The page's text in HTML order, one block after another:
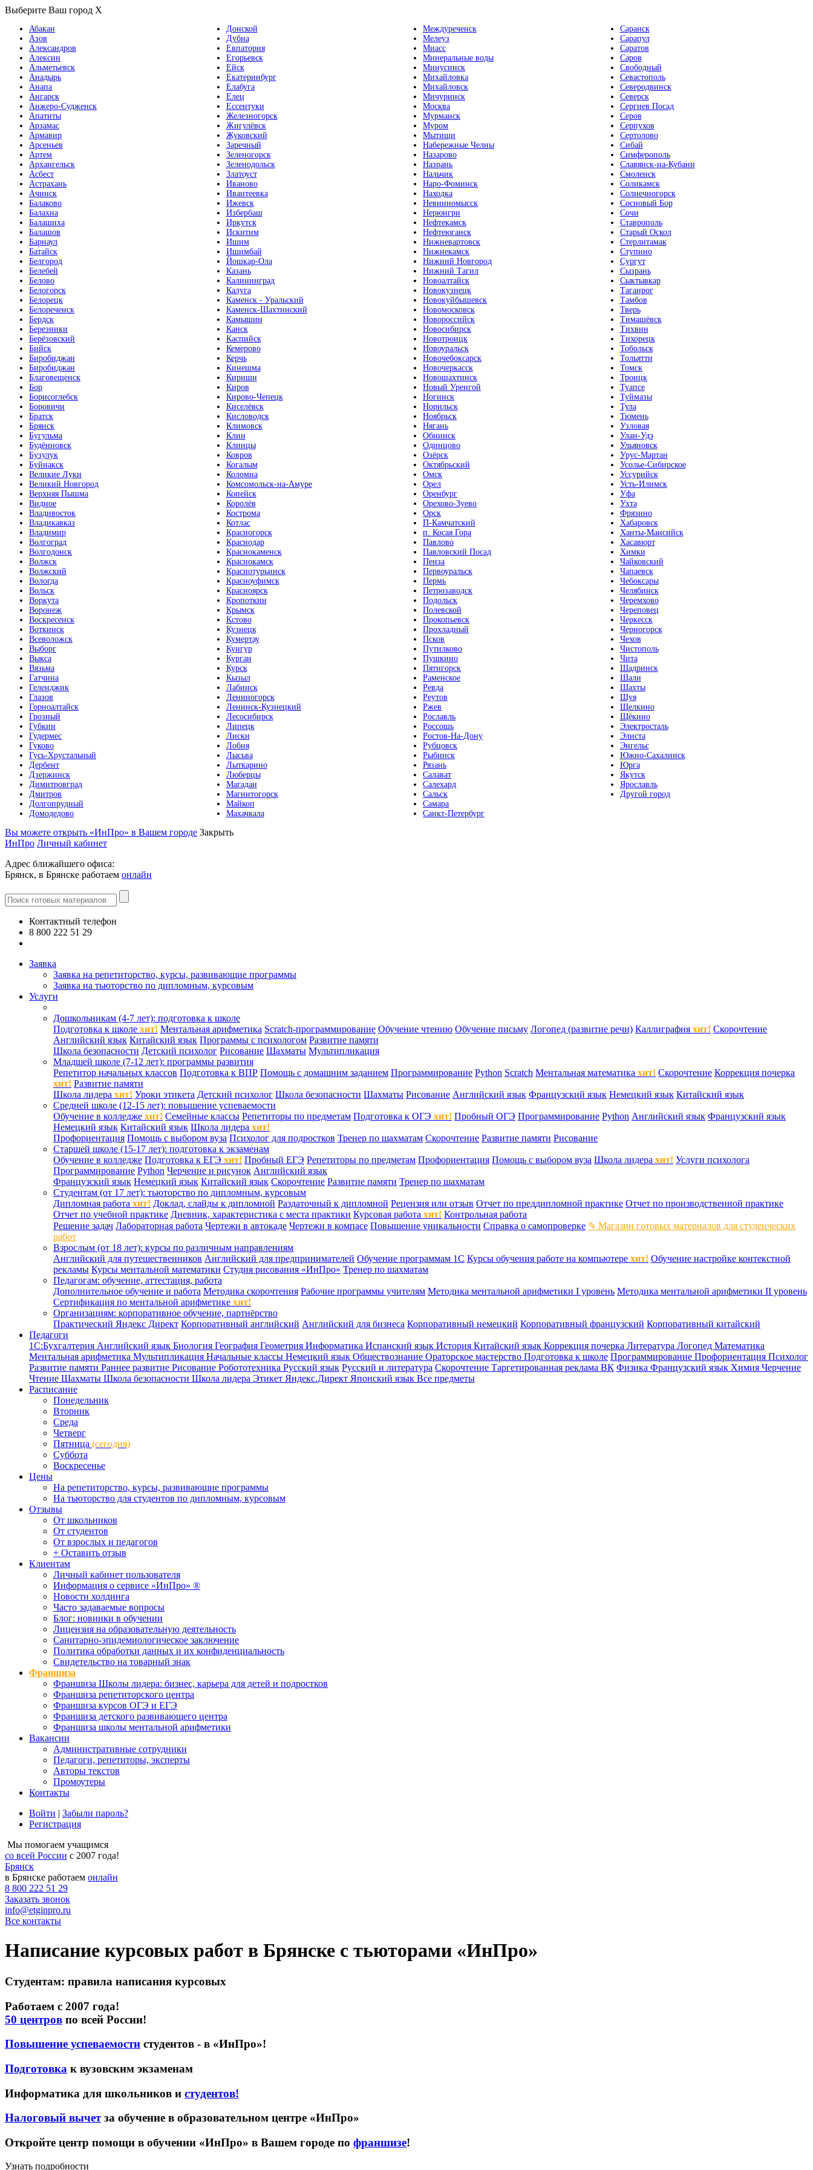
Выберите Ваш город X
Абакан
Азов
Александров
Алексин
Альметьевск
Анадырь
Анапа
Ангарск
Анжеро-Судженск
Апатиты
Арзамас
Армавир
Арсеньев
Артем
Архангельск
Асбест
Астрахань
Ачинск
Балаково
Балахна
Балашиха
Балашов
Барнаул
Батайск
Белгород
Белебей
Белово
Белогорск
Белорецк
Белореченск
Бердск
Березники
Берёзовский
Бийск
Биробиджан
Биробиджан
Благовещенск
Бор
Борисоглебск
Боровичи
Братск
Брянск
Бугульма
Будённовск
Бузулук
Буйнакск
Великие Луки
Великий Новгород
Верхняя Пышма
Видное
Владивосток
Владикавказ
Владимир
Волгоград
Волгодонск
Волжск
Волжский
Вологда
Вольск
Воркута
Воронеж
Воскресенск
Воткинск
Всеволожск
Выборг
Выкса
Вязьма
Гатчина
Геленджик
Глазов
Горноалтайск
Грозный
Губкин
Гудермес
Гуково
Гусь-Хрустальный
Дербент
Дзержинск
Димитровград
Дмитров
Долгопрудный
Домодедово
Донской
Дубна
Евпатория
Егорьевск
Ейск
Екатеринбург
Елабуга
Елец
Ессентуки
Железногорск
Жигулёвск
Жуковский
Заречный
Зеленогорск
Зеленодольск
Златоуст
Иваново
Ивантеевка
Ижевск
Избербаш
Иркутск
Искитим
Ишим
Ишимбай
Йошкар-Ола
Казань
Калининград
Калуга
Каменск - Уральский
Каменск-Шахтинский
Камышин
Канск
Каспийск
Кемерово
Керчь
Кинешма
Кириши
Киров
Кирово-Чепецк
Киселёвск
Кисловодск
Климовск
Клин
Клинцы
Ковров
Когалым
Коломна
Комсомольск-на-Амуре
Копейск
Королёв
Кострома
Котлас
Красногорск
Краснодар
Краснокаменск
Краснокамск
Краснотурьинск
Красноуфимск
Красноярск
Кропоткин
Крымск
Кстово
Кузнецк
Кумертау
Кунгур
Курган
Курск
Кызыл
Лабинск
Лениногорск
Ленинск-Кузнецкий
Лесосибирск
Липецк
Лиски
Лобня
Лысьва
Лыткарино
Люберцы
Магадан
Магнитогорск
Майкоп
Махачкала
Междуреченск
Мелеуз
Миасс
Минеральные воды
Минусинск
Михайловка
Михайловск
Мичуринск
Москва
Мурманск
Муром
Мытищи
Набережные Челны
Назарово
Назрань
Нальчик
Наро-Фоминск
Находка
Невинномысск
Нерюнгри
Нефтекамск
Нефтеюганск
Нижневартовск
Нижнекамск
Нижний Новгород
Нижний Тагил
Новоалтайск
Новокузнецк
Новокуйбышевск
Новомосковск
Новороссийск
Новосибирск
Новотроицк
Новоуральск
Новочебоксарск
Новочеркасск
Новошахтинск
Новый Уренгой
Ногинск
Норильск
Ноябрьск
Нягань
Обнинск
Одинцово
Озёрск
Октябрьский
Омск
Орел
Оренбург
Орехово-Зуево
Орск
П-Камчатский
п. Косая Гора
Павлово
Павловский Посад
Пенза
Первоуральск
Пермь
Петрозаводск
Подольск
Полевской
Прокопьевск
Прохладный
Псков
Путилково
Пушкино
Пятигорск
Раменское
Ревда
Реутов
Ржев
Рославль
Россошь
Ростов-На-Дону
Рубцовск
Рыбинск
Рязань
Салават
Салехард
Сальск
Самара
Санкт-Петербург
Саранск
Сарапул
Саратов
Саров
Свободный
Севастополь
Северодвинск
Северск
Сергиев Посад
Серов
Серпухов
Сертолово
Сибай
Симферополь
Славянск-на-Кубани
Смоленск
Соликамск
Солнечногорск
Сосновый Бор
Сочи
Ставрополь
Старый Оскол
Стерлитамак
Ступино
Сургут
Сызрань
Сыктывкар
Таганрог
Тамбов
Тверь
Тимашёвск
Тихвин
Тихорецк
Тобольск
Тольятти
Томск
Троицк
Туапсе
Туймазы
Тула
Тюмень
Узловая
Улан-Удэ
Ульяновск
Урус-Мартан
Усолье-Сибирское
Уссурийск
Усть-Илимск
Уфа
Ухта
Фрязино
Хабаровск
Ханты-Мансийск
Хасавюрт
Химки
Чайковский
Чапаевск
Чебоксары
Челябинск
Черемхово
Череповец
Черкесск
Черногорск
Чехов
Чистополь
Чита
Шадринск
Шали
Шахты
Шуя
Щелкино
Щёкино
Электросталь
Элиста
Энгельс
Южно-Сахалинск
Юрга
Якутск
Ярославль
Другой город
Вы можете открыть «ИнПро» в Вашем городе Закрыть
ИнПро Личный кабинет
Адрес ближайшего офиса:
Брянск, в Брянске работаем онлайн
Контактный телефон
8 800 222 51 29
Заявка
Заявка на репетиторство, курсы, развивающие программы
Заявка на тьюторство по дипломным, курсовым
Услуги
Дошкольникам (4-7 лет): подготовка к школе
Подготовка к школе хит! Ментальная арифметика Scratch-программирование Обучение чтению Обучение письму Логопед (развитие речи) Каллиграфия хит! Скорочтение
Английский язык Китайский язык Программы с психологом Развитие памяти
Школа безопасности Детский психолог Рисование Шахматы Мультипликация
Младшей школе (7-12 лет): программы развития
Репетитор начальных классов Подготовка к ВПР Помощь с домашним заданием Программирование Python Scratch Ментальная математика хит! Скорочтение Коррекция почерка
хит! Развитие памяти
Школа лидера хит! Уроки этикета Детский психолог Школа безопасности Шахматы Рисование Английский язык Французский язык Немецкий язык Китайский язык
Средней школе (12-15 лет): повышение успеваемости
Обучение в колледже хит! Семейные классы Репетиторы по предметам Подготовка к ОГЭ хит! Пробный ОГЭ Программирование Python Английский язык Французский язык
Немецкий язык Китайский язык Школа лидера хит!
Профориентация Помощь с выбором вуза Психолог для подростков Тренер по шахматам Скорочтение Развитие памяти Рисование
Старшей школе (15-17 лет): подготовка к экзаменам
Обучение в колледже Подготовка к ЕГЭ хит! Пробный ЕГЭ Репетиторы по предметам Профориентация Помощь с выбором вуза Школа лидера хит! Услуги психолога
Программирование Python Черчение и рисунок Английский язык
Французский язык Немецкий язык Китайский язык Скорочтение Развитие памяти Тренер по шахматам
Студентам (от 17 лет): тьюторство по дипломным, курсовым
Дипломная работа хит! Доклад, слайды к дипломной Раздаточный к дипломной Рецензия или отзыв Отчет по преддипломной практике Отчет по производственной практике
Отчет по учебной практике Дневник, характеристика с места практики Курсовая работа хит! Контрольная работа
Решение задач Лабораторная работа Чертежи в автокаде Чертежи в компасе Повышение уникальности Справка о самопроверке ✎ Магазин готовых материалов для студенческих
работ
Взрослым (от 18 лет): курсы по различным направлениям
Английский для путешественников Английский для предпринимателей Обучение программам 1С Курсы обучения работе на компьютере хит! Обучение настройке контекстной
рекламы Курсы ментальной математики Студия рисования «ИнПро» Тренер по шахматам
Педагогам: обучение, аттестация, работа
Дополнительное обучение и работа Методика скорочтения Рабочие программы учителям Методика ментальной арифметики I уровень Методика ментальной арифметики II уровень
Сертификация по ментальной арифметике хит!
Организациям: корпоративное обучение, партнёрство
Практический Яндекс Директ Корпоративный английский Английский для бизнеса Корпоративный немецкий Корпоративный французский Корпоративный китайский
Педагоги
1С:Бухгалтерия Английский язык Биология География Геометрия Информатика Испанский язык История Китайский язык Коррекция почерка Литература Логопед Математика
Ментальная арифметика Мультипликация Начальные классы Немецкий язык Обществознание Ораторское мастерство Подготовка к школе Программирование Профориентация Психолог
Развитие памяти Раннее развитие Рисование Робототехника Русский язык Русский и литература Скорочтение Таргетированная реклама ВК Физика Французский язык Химия Черчение
Чтение Шахматы Школа безопасности Школа лидера Этикет Яндекс.Директ Японский язык Все предметы
Расписание
Понедельник
Вторник
Среда
Четверг
Пятница (сегодня)
Суббота
Воскресенье
Цены
На репетиторство, курсы, развивающие программы
На тьюторство для студентов по дипломным, курсовым
Отзывы
От школьников
От студентов
От взрослых и педагогов
+ Оставить отзыв
Клиентам
Личный кабинет пользователя
Информация о сервисе «ИнПро» ®
Новости холдинга
Часто задаваемые вопросы
Блог: новинки в обучении
Лицензия на образовательную деятельность
Санитарно-эпидемиологическое заключение
Политика обработки данных и их конфиденциальность
Свидетельство на товарный знак
Франшиза
Франшиза Школы лидера: бизнес, карьера для детей и подростков
Франшиза репетиторского центра
Франшиза курсов ОГЭ и ЕГЭ
Франшиза детского развивающего центра
Франшиза школы ментальной арифметики
Вакансии
Административные сотрудники
Педагоги, репетиторы, эксперты
Авторы текстов
Промоутеры
Контакты
Войти | Забыли пароль?
Регистрация
Мы помогаем учащимся
со всей России с 2007 года!
Брянск
в Брянске работаем онлайн
8 800 222 51 29
Заказать звонок
info@etginpro.ru
Все контакты
Написание курсовых работ в Брянске с тьюторами «ИнПро»
Студентам: правила написания курсовых
Работаем с 2007 года!
50 центров по всей России!
Повышение успеваемости студентов - в «ИнПро»!
Подготовка к вузовским экзаменам
Информатика для школьников и студентов!
Налоговый вычетза обучение в образовательном центре «ИнПро»
Откройте центр помощи в обучении «ИнПро» в Вашем городе по франшизе!
Узнать подробности